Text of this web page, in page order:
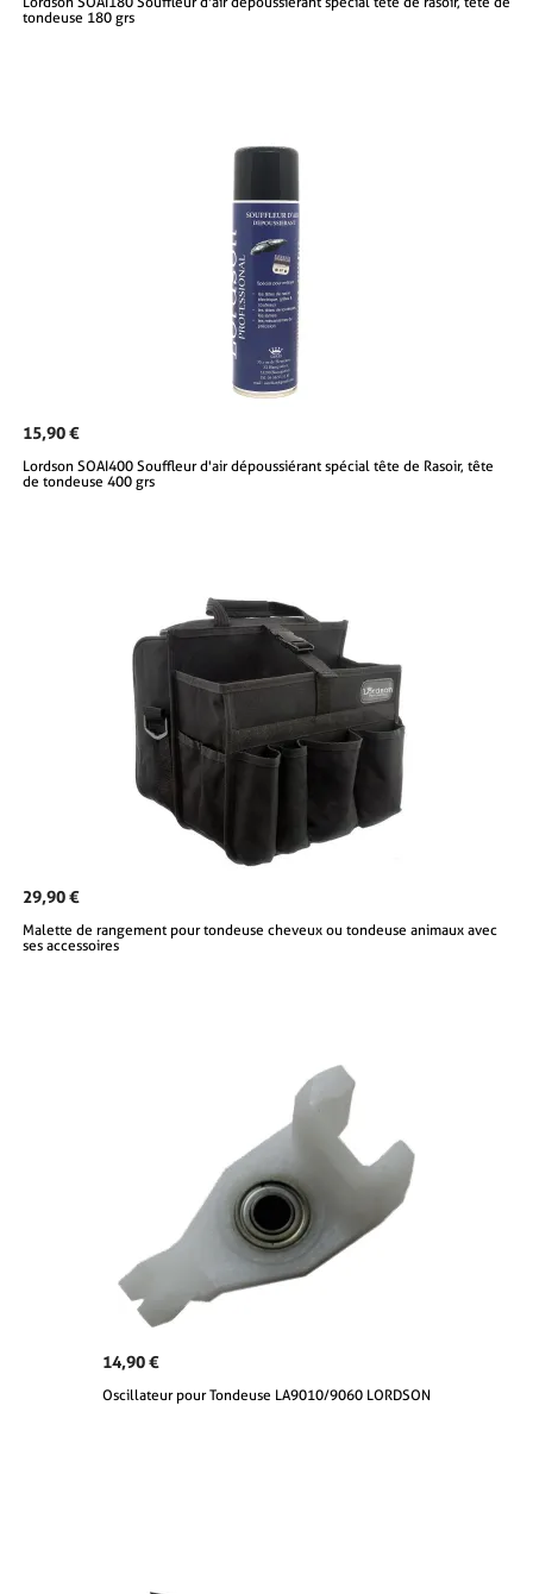
tondeuse 180 grs
15,90 €
Lordson SOAI400 Souffleur d'air dépoussiérant spécial tête de Rasoir, tête
de tondeuse 400 grs
29,90 €
Malette de rangement pour tondeuse cheveux ou tondeuse animaux avec
ses accessoires
14,90 €
Oscillateur pour Tondeuse LA9010/9060 LORDSON